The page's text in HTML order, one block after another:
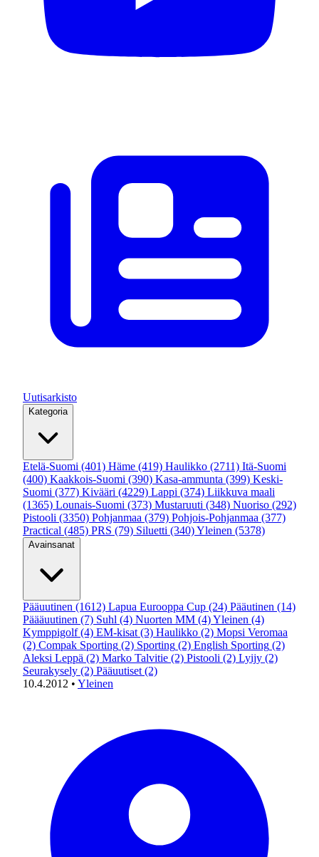
Uutisarkisto
Kategoria
Etelä-Suomi (401) Häme (419) Haulikko (2711) Itä-Suomi
(400) Kaakkois-Suomi (390) Kasa-ammunta (399) Keski-
Suomi (377) Kivääri (4229) Lappi (374) Liikkuva maali
(1365) Lounais-Suomi (373) Mustaruuti (348) Nuoriso (292)
Pistooli (3350) Pohjanmaa (379) Pohjois-Pohjanmaa (377)
Practical (485) PRS (79) Siluetti (340)Yleinen (5378)
Avainsanat
Pääuutinen (1612) Lapua Eurooppa Cup (24) Pääutinen (14)
Päääuutinen (7) Suhl (4) Nuorten MM (4)Yleinen (4)
Kymppigolf (4) EM-kisat (3) Haulikko (2) Mopsi Veromaa
(2) Compak Sporting (2) Sporting (2) English Sporting (2)
Aleksi Leppä (2) Marko Talvitie (2) Pistooli (2) Lyijy (2)
Seurakysely (2) Pääuutiset (2)
10.4.2012 • Yleinen